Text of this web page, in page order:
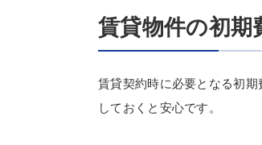
賃貸物件の初期
賃貸契約時に必要となる初期
しておくと安心です。